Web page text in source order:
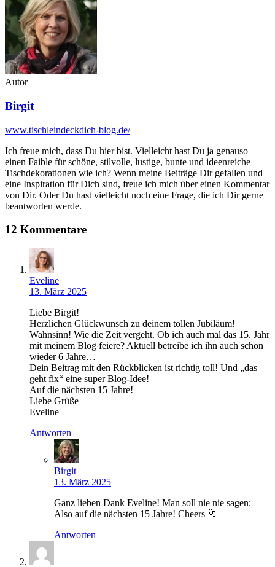
Autor
Birgit
www.tischleindeckdich-blog.de/
Ich freue mich, dass Du hier bist. Vielleicht hast Du ja genauso
einen Faible für schöne, stilvolle, lustige, bunte und ideenreiche
Tischdekorationen wie ich? Wenn meine Beiträge Dir gefallen und
eine Inspiration für Dich sind, freue ich mich über einen Kommentar
von Dir. Oder Du hast vielleicht noch eine Frage, die ich Dir gerne
beantworten werde.
12 Kommentare
Eveline
13. März 2025
Liebe Birgit!
Herzlichen Glückwunsch zu deinem tollen Jubiläum!
Wahnsinn! Wie die Zeit vergeht. Ob ich auch mal das 15. Jahr
mit meinem Blog feiere? Aktuell betreibe ich ihn auch schon
wieder 6 Jahre…
Dein Beitrag mit den Rückblicken ist richtig toll! Und „das
geht fix“ eine super Blog-Idee!
Auf die nächsten 15 Jahre!
Liebe Grüße
Eveline
Antworten
Birgit
13. März 2025
Ganz lieben Dank Eveline! Man soll nie nie sagen:
Also auf die nächsten 15 Jahre! Cheers 🥂
Antworten